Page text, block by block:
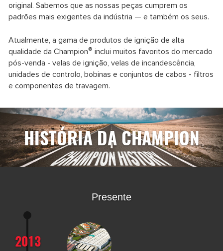
original. Sabemos que as nossas peças cumprem os
padrões mais exigentes da indústria — e também os seus.
Atualmente, a gama de produtos de ignição de alta
qualidade da Champion® inclui muitos favoritos do mercado
pós-venda - velas de ignição, velas de incandescência,
unidades de controlo, bobinas e conjuntos de cabos - filtros
e componentes de travagem.
HISTÓRIA DA CHAMPION
Presente
2013